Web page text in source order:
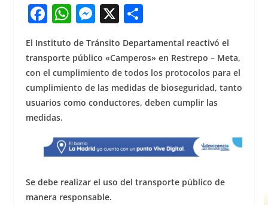
F
a
c
e
b
o
o
k
W
h
at
s
A
p
M
e
ss
e
n
g
X S
ar
e
El Instituto de Tránsito Departamental reactivó el
transporte público «Camperos» en Restrepo – Meta,
con el cumplimiento de todos los protocolos para el
cumplimiento de las medidas de bioseguridad, tanto
usuarios como conductores, deben cumplir las
medidas.
Se debe realizar el uso del transporte público de
manera responsable.